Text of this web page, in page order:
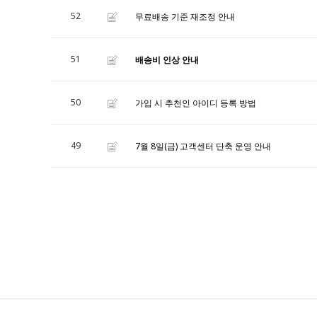
52 무료배송 기준 재조정 안내
51 배송비 인상 안내
50 가입 시 추천인 아이디 등록 방법
49 7월 8일(금) 고객센터 단축 운영 안내